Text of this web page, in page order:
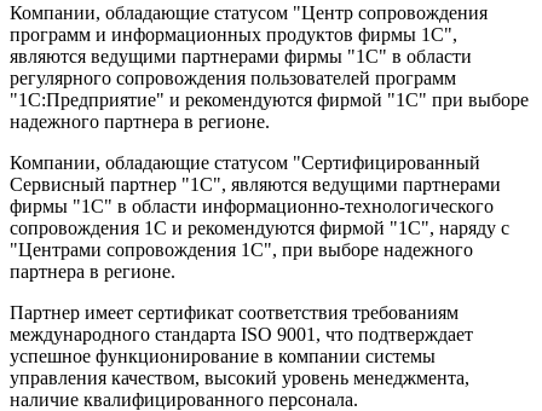
Компании, обладающие статусом "Центр сопровождения
программ и информационных продуктов фирмы 1С",
являются ведущими партнерами фирмы "1С" в области
регулярного сопровождения пользователей программ
"1С:Предприятие" и рекомендуются фирмой "1С" при выборе
надежного партнера в регионе.
Компании, обладающие статусом "Сертифицированный
Сервисный партнер "1С", являются ведущими партнерами
фирмы "1С" в области информационно-технологического
сопровождения 1C и рекомендуются фирмой "1С", наряду с
"Центрами сопровождения 1С", при выборе надежного
партнера в регионе.
Партнер имеет сертификат соответствия требованиям
международного стандарта ISO 9001, что подтверждает
успешное функционирование в компании системы
управления качеством, высокий уровень менеджмента,
наличие квалифицированного персонала.